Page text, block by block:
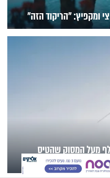
ומקפיץ: "הריקוד הזה"
מעל המסוק שהטיס